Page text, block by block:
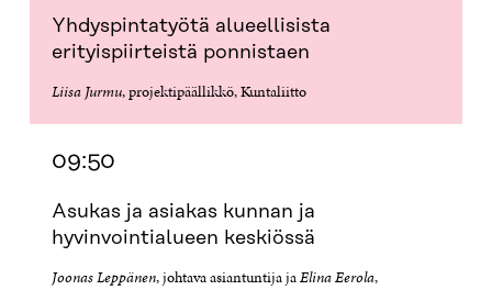
Yhdyspintatyötä alueellisista
erityispiirteistä ponnistaen
Liisa Jurmu, projektipäällikkö, Kuntaliitto
09:50
Asukas ja asiakas kunnan ja
hyvinvointialueen keskiössä
Joonas Leppänen, johtava asiantuntija jaElina Eerola,